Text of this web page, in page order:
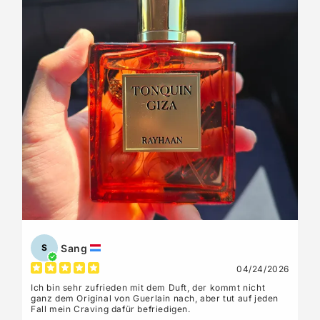
Also ja, kann ich auf jeden Fall empfehlen.
S Sang
04/24/2026
Ich bin sehr zufrieden mit dem Duft, der kommt nicht
ganz dem Original von Guerlain nach, aber tut auf jeden
Fall mein Craving dafür befriedigen.